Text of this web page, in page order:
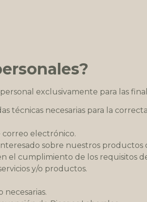
exclusivamente para las
técnicas necesarias para la
electrónico.
sobre nuestros productos
el cumplimiento de los requisitos
y/o productos.